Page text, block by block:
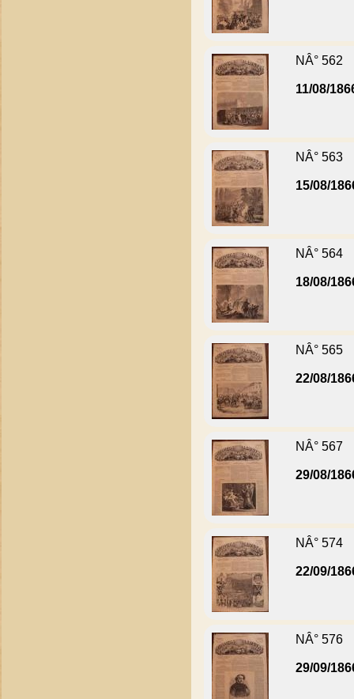
NÂ° 562
11/08/
NÂ° 563
15/08/
NÂ° 564
18/08/
NÂ° 565
22/08/
NÂ° 567
29/08/
NÂ° 574
22/09/
NÂ° 576
29/09/